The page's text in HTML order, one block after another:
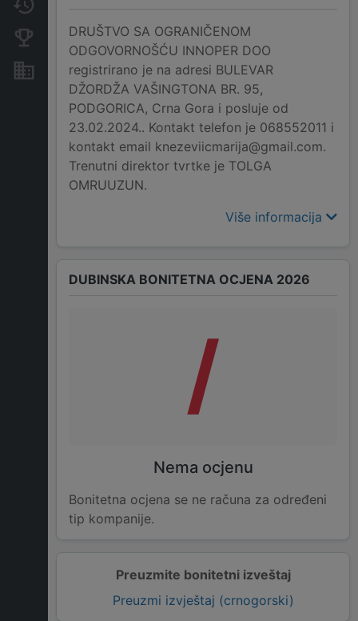
Konkurentne kompanije
Nekretnine i imovina
DRUŠTVO SA OGRANIČENOM
ODGOVORNOŠĆU INNOPER DOO
registrirano je na adresi BULEVAR
DŽORDŽA VAŠINGTONA BR. 95,
PODGORICA, Crna Gora i posluje od
23.02.2024.. Kontakt telefon je 068552011 i
kontakt email knezeviicmarija@gmail.com.
Trenutni direktor tvrtke je TOLGA
OMRUUZUN.
Više informacija
Preuzmite bonitetni izveštaj
Preuzmi izvještaj (crnogorski)
DUBINSKA BONITETNA OCJENA 2026
/
Nema ocjenu
Bonitetna ocjena se ne računa za određeni
tip kompanije.